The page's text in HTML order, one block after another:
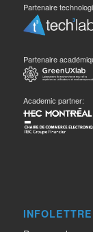
Partenaire
Partenaire
Academic partner:
INFOLETTRE